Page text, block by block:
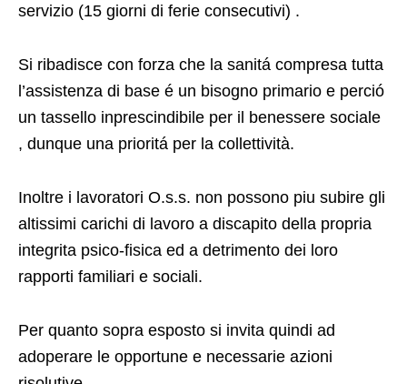
servizio (15 giorni di ferie consecutivi) .
Si ribadisce con forza che la sanitá compresa tutta
l’assistenza di base é un bisogno primario e perció
un tassello inprescindibile per il benessere sociale
, dunque una prioritá per la collettività.
Inoltre i lavoratori O.s.s. non possono piu subire gli
altissimi carichi di lavoro a discapito della propria
integrita psico-fisica ed a detrimento dei loro
rapporti familiari e sociali.
Per quanto sopra esposto si invita quindi ad
adoperare le opportune e necessarie azioni